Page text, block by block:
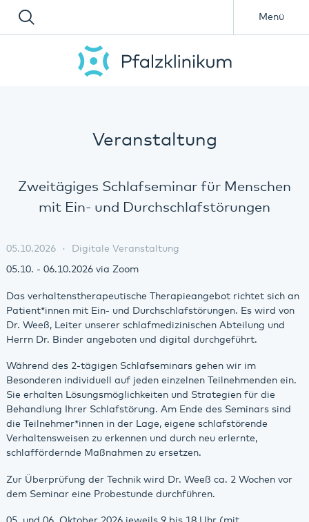
Menü
Veranstaltung
Zweitägiges Schlafseminar für Menschen
mit Ein- und Durchschlafstörungen
05.10.2026 Digitale Veranstaltung
05.10. - 06.10.2026 via Zoom
Das verhaltenstherapeutische Therapieangebot richtet sich an
Patient*innen mit Ein- und Durchschlafstörungen. Es wird von
Dr. Weeß, Leiter unserer schlafmedizinischen Abteilung und
Herrn Dr. Binder angeboten und digital durchgeführt.
Während des 2-tägigen Schlafseminars gehen wir im
Besonderen individuell auf jeden einzelnen Teilnehmenden ein.
Sie erhalten Lösungsmöglichkeiten und Strategien für die
Behandlung Ihrer Schlafstörung. Am Ende des Seminars sind
die Teilnehmer*innen in der Lage, eigene schlafstörende
Verhaltensweisen zu erkennen und durch neu erlernte,
schlaffördernde Maßnahmen zu ersetzen.
Zur Überprüfung der Technik wird Dr. Weeß ca. 2 Wochen vor
dem Seminar eine Probestunde durchführen.